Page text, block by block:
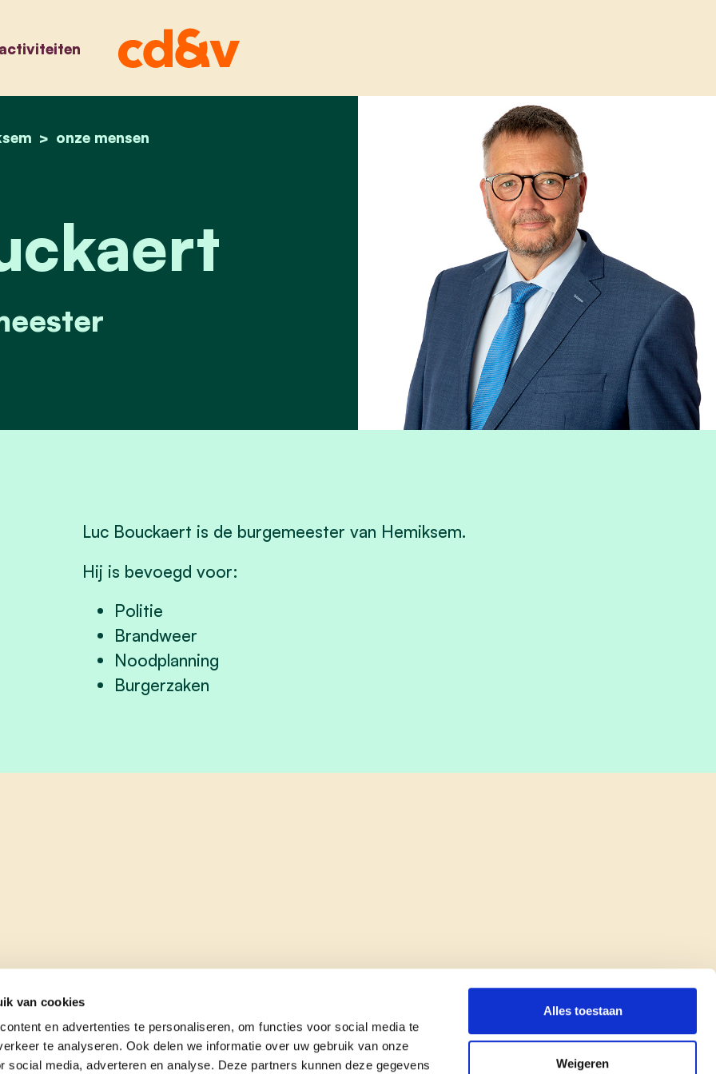
van cookies
en advertenties te personaliseren, om functies voor social media te
te analyseren. Ook delen we informatie over uw gebruik van onze
social media, adverteren en analyse. Deze partners kunnen deze gegevens
Alles toestaan
Weigeren
home onze mensen
luc bouckaert
Luc Bouckaert is de burgemeester van Hemiksem.
Hij is bevoegd voor:
Politie
Brandweer
Noodplanning
Burgerzaken